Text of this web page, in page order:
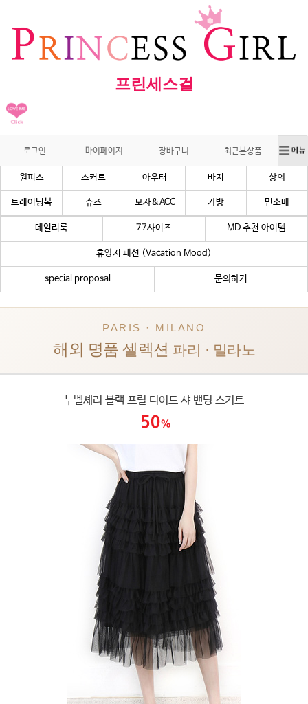
프린세스걸
로그인 마이페이지 장바구니 최근본상품
원피스 스커트 아우터 바지 상의
트레이닝복 슈즈 모자&ACC 가방 민소매
데일리룩 77사이즈 MD 추천 아이템
휴양지 패션 (Vacation Mood)
special proposal 문의하기
PARIS · MILANO
해외 명품 셀렉션 파리 · 밀라노
누벨셰리 블랙 프릴 티어드 샤 밴딩 스커트